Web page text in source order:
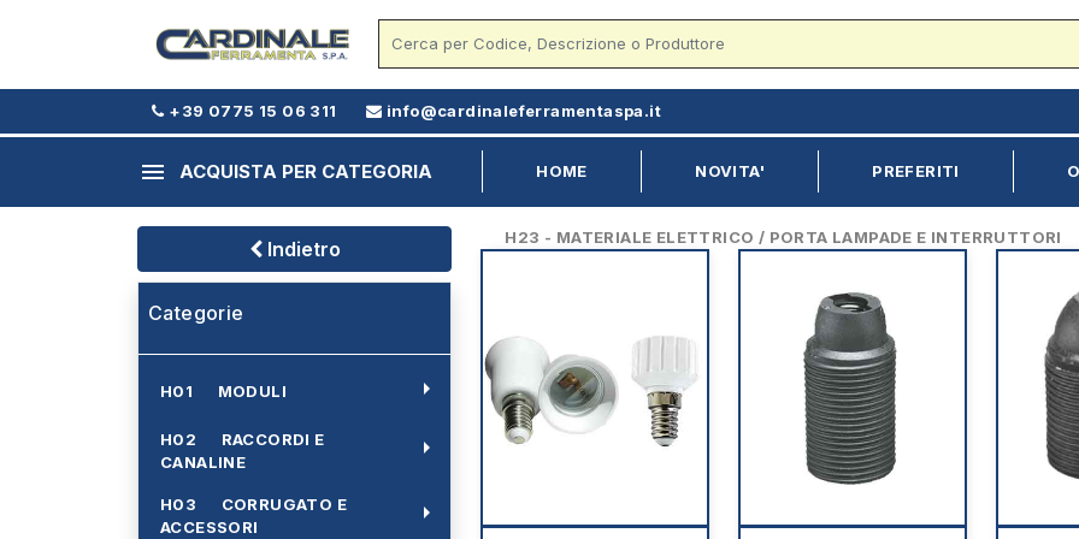
+39 0775 15 06 311 info@cardinaleferramentaspa.it
menu ACQUISTA PER CATEGORIA HOME NOVITA' PREFERITI
Indietro
Categorie
H01 MODULI arrow_right
H02 RACCORDI E
CANALINE
arrow_right
H03 CORRUGATO E
ACCESSORI
arrow_right
H23 - MATERIALE ELETTRICO / PORTA LAMPADE E INTERRUTTORI